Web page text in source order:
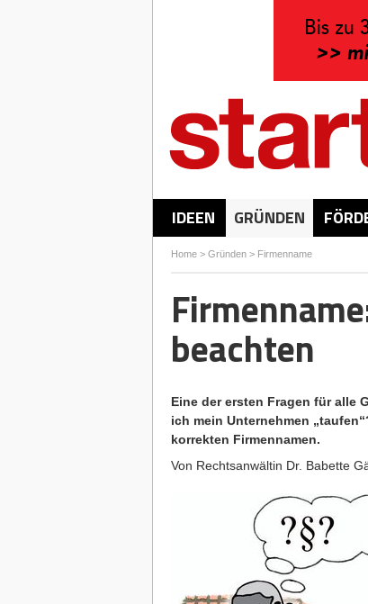
IDEEN GRÜNDEN
Home> Gründen> Firmenname
beachten
Eine der ersten Fragen für alle
ich mein Unternehmen
korrekten Firmennamen.
Von Rechtsanwältin Dr. Babette